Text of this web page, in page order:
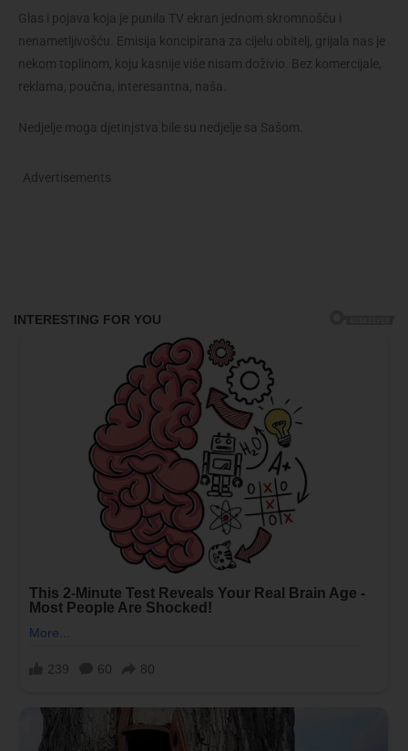
Glas i pojava koja je punila TV ekran jednom skromnošću i
nenametljivošću. Emisija koncipirana za cijelu obitelj, grijala nas je
nekom toplinom, koju kasnije više nisam doživio. Bez komercijale,
reklama, poučna, interesantna, naša.
Nedjelje moga djetinjstva bile su nedjelje sa Sašom.
Advertisements